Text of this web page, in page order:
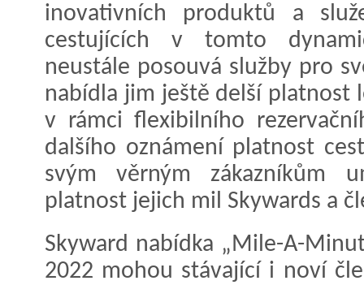
inovativních produktů a
cestujících v tomto
neustále posouvá služby pro
nabídla jim ještě delší platnost
v rámci flexibilního
dalšího oznámení platnost
svým věrným zákazníkům
platnost jejich mil Skywards a
Skyward nabídka „Mile-A-
2022 mohou stávající i noví